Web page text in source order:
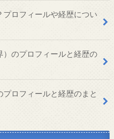
ロフィールや経歴につい
のプロフィールと経歴の
ロフィールと経歴のまと